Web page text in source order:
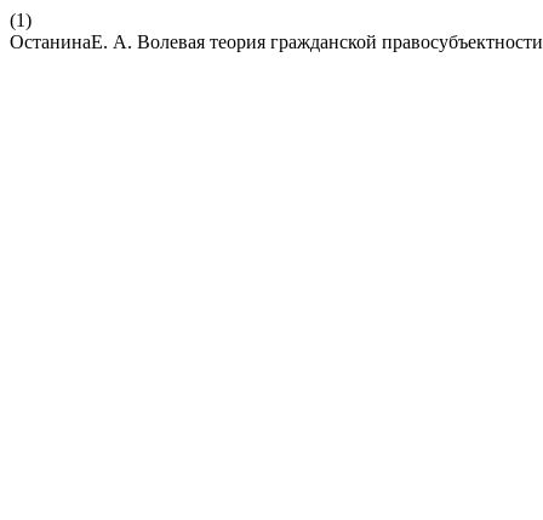
(1)
ОстанинаЕ. А. Волевая теория гражданской